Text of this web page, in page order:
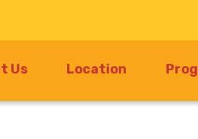
Us Location